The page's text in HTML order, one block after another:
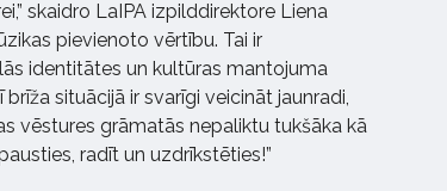
skaidro LaIPA izpilddirektore Liena
pievienoto vērtību. Tai ir
identitātes un kultūras mantojuma
situācijā ir svarīgi veicināt jaunradi,
vēstures grāmatās nepaliktu tukšāka kā
radīt un uzdrīkstēties!”